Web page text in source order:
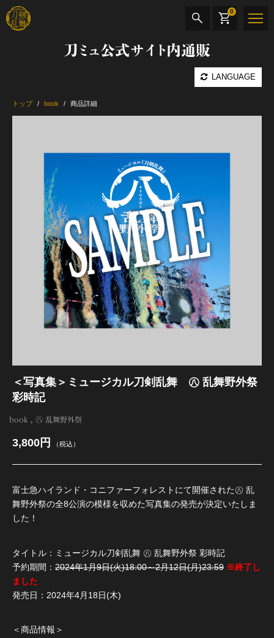
刀ミュ公式サイト内通販
LANGUAGE
0
最新カテゴリー
加州清光 単騎出陣 極
髭切 単騎出陣 ～夢幻泡影～
江 おん すていじ かうんとだうんぱーてぃー
トップ book 商品詳細
＜写真集＞ミュージカル刀剣乱舞 ㊇ 乱舞野外祭
彩時記
book ㊇ 乱舞野外祭
3,800円 （税込）
富士急ハイランド・コニファーフォレストにて開催された㊇ 乱
舞野外祭の全8公演の模様を収めた写真集の発売が決定いたしま
した！
タイトル：ミュージカル刀剣乱舞 ㊇ 乱舞野外祭 彩時記
予約期間： 2024年1月9日(火)18:00～2月12日(月)23:59 ※終了し
ました
発売日：2024年4月18日(木)
＜商品情報＞